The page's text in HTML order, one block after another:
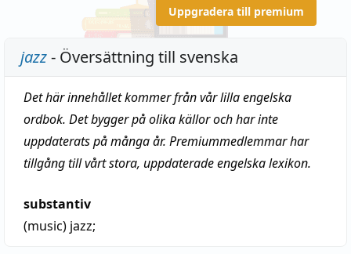
Uppgradera till premium
jazz- Översättning till svenska
Det här innehållet kommer från vår lilla engelska
ordbok. Det bygger på olika källor och har inte
uppdaterats på många år. Premiummedlemmar har
tillgång till vårt stora, uppdaterade engelska lexikon.
substantiv
(music) jazz;